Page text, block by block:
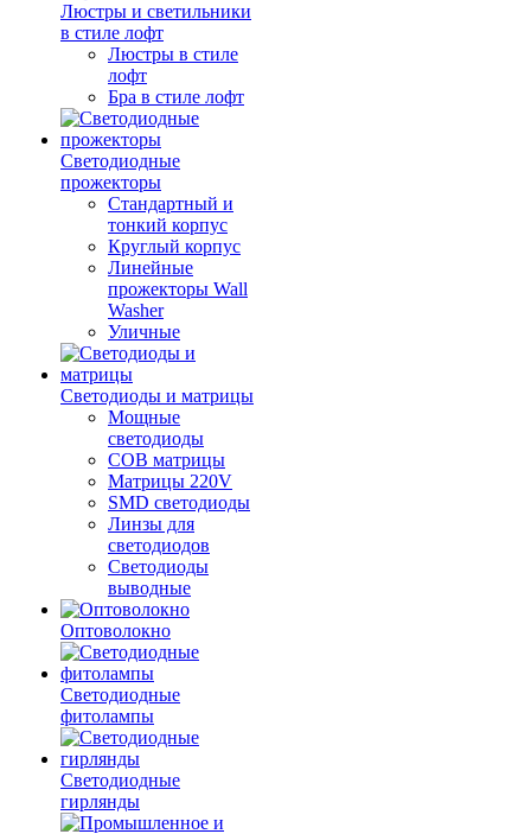
Люстры и светильники
в стиле лофт
Люстры в стиле
лофт
Бра в стиле лофт
Светодиодные
прожекторы
Стандартный и
тонкий корпус
Круглый корпус
Линейные
прожекторы Wall
Washer
Уличные
Светодиоды и матрицы
Мощные
светодиоды
COB матрицы
Матрицы 220V
SMD светодиоды
Линзы для
светодиодов
Светодиоды
выводные
Оптоволокно
Светодиодные
фитолампы
Светодиодные
гирлянды